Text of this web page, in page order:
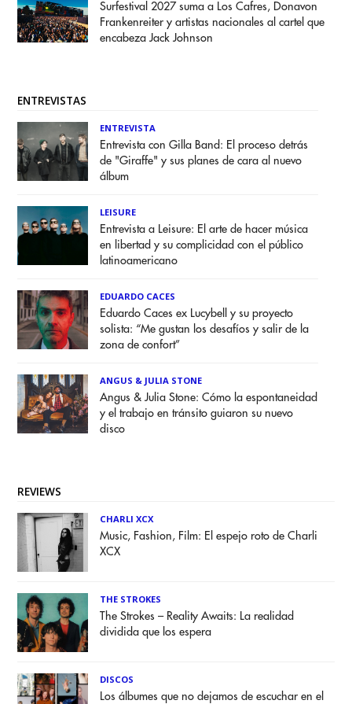
Surfestival 2027 suma a Los Cafres, Donavon
Frankenreiter y artistas nacionales al cartel que
encabeza Jack Johnson
ENTREVISTAS
ENTREVISTA
Entrevista con Gilla Band: El proceso detrás
de "Giraffe" y sus planes de cara al nuevo
álbum
LEISURE
Entrevista a Leisure: El arte de hacer música
en libertad y su complicidad con el público
latinoamericano
EDUARDO CACES
Eduardo Caces ex Lucybell y su proyecto
solista: “Me gustan los desafíos y salir de la
zona de confort”
ANGUS & JULIA STONE
Angus & Julia Stone: Cómo la espontaneidad
y el trabajo en tránsito guiaron su nuevo
disco
REVIEWS
CHARLI XCX
Music, Fashion, Film: El espejo roto de Charli
XCX
THE STROKES
The Strokes – Reality Awaits: La realidad
dividida que los espera
DISCOS
Los álbumes que no dejamos de escuchar en el